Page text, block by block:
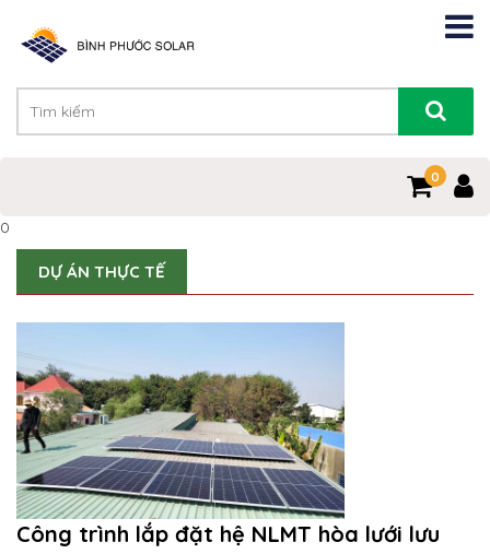
0
0
DỰ ÁN THỰC TẾ
Công trình lắp đặt hệ NLMT hòa lưới lưu